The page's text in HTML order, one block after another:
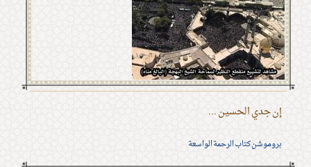
إن جدي الحسين ...
بروموشن كتاب الرحمة الواسعة